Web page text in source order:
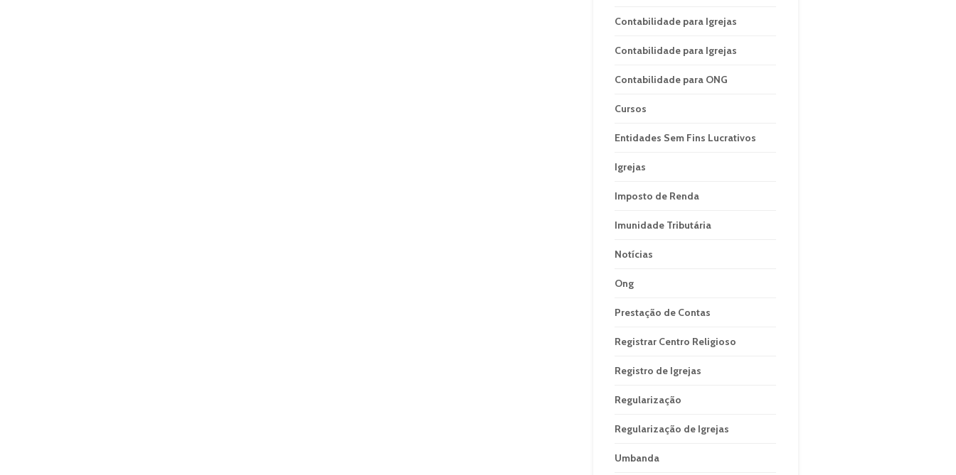
Contabilidade para Igrejas
Contabilidade para Igrejas
Contabilidade para ONG
Cursos
Entidades Sem Fins Lucrativos
Igrejas
Imposto de Renda
Imunidade Tributária
Notícias
Ong
Prestação de Contas
Registrar Centro Religioso
Registro de Igrejas
Regularização
Regularização de Igrejas
Umbanda